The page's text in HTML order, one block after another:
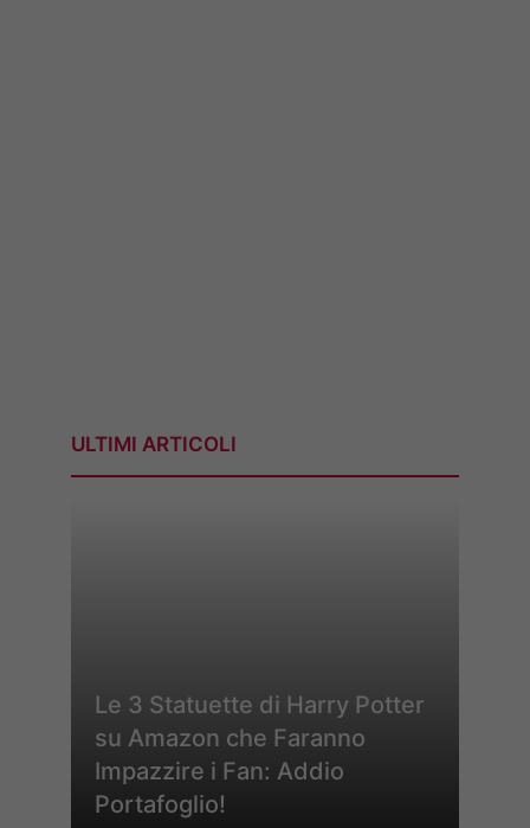
ULTIMI ARTICOLI
Le 3 Statuette di Harry Potter
su Amazon che Faranno
Impazzire i Fan: Addio
Portafoglio!